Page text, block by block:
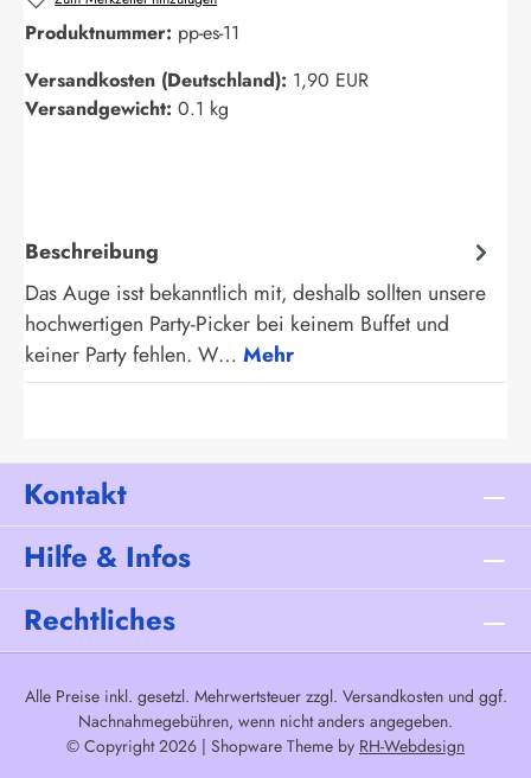
Produktnummer: pp-es-11
Versandkosten (Deutschland): 1,90 EUR
Versandgewicht: 0.1 kg
Beschreibung
Das Auge isst bekanntlich mit, deshalb sollten unsere
hochwertigen Party-Picker bei keinem Buffet und
keiner Party fehlen. W… Mehr
Kontakt
Hilfe & Infos
Rechtliches
Alle Preise inkl. gesetzl. Mehrwertsteuer zzgl. Versandkostenund ggf.
Nachnahmegebühren, wenn nicht anders angegeben.
© Copyright 2026 | Shopware Theme by RH-Webdesign